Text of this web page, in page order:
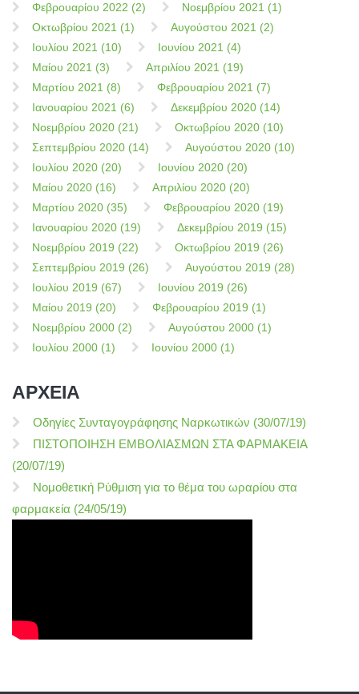
Φεβρουαρίου 2022 (2)
Νοεμβρίου 2021 (1)
Οκτωβρίου 2021 (1)
Αυγούστου 2021 (2)
Ιουλίου 2021 (10)
Ιουνίου 2021 (4)
Μαίου 2021 (3)
Απριλίου 2021 (19)
Μαρτίου 2021 (8)
Φεβρουαρίου 2021 (7)
Ιανουαρίου 2021 (6)
Δεκεμβρίου 2020 (14)
Νοεμβρίου 2020 (21)
Οκτωβρίου 2020 (10)
Σεπτεμβρίου 2020 (14)
Αυγούστου 2020 (10)
Ιουλίου 2020 (20)
Ιουνίου 2020 (20)
Μαίου 2020 (16)
Απριλίου 2020 (20)
Μαρτίου 2020 (35)
Φεβρουαρίου 2020 (19)
Ιανουαρίου 2020 (19)
Δεκεμβρίου 2019 (15)
Νοεμβρίου 2019 (22)
Οκτωβρίου 2019 (26)
Σεπτεμβρίου 2019 (26)
Αυγούστου 2019 (28)
Ιουλίου 2019 (67)
Ιουνίου 2019 (26)
Μαίου 2019 (20)
Φεβρουαρίου 2019 (1)
Νοεμβρίου 2000 (2)
Αυγούστου 2000 (1)
Ιουλίου 2000 (1)
Ιουνίου 2000 (1)
ΑΡΧΕΙΑ
Οδηγίες Συνταγογράφησης Ναρκωτικών (30/07/19)
ΠΙΣΤΟΠΟΙΗΣΗ ΕΜΒΟΛΙΑΣΜΩΝ ΣΤΑ ΦΑΡΜΑΚΕΙΑ
(20/07/19)
Νομοθετική Ρύθμιση για το θέμα του ωραρίου στα
φαρμακεία (24/05/19)